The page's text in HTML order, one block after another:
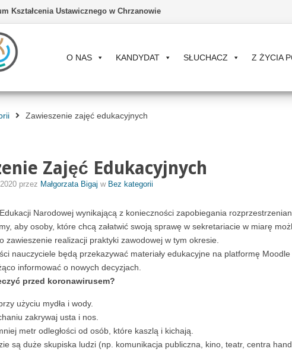
Kształcenia Ustawicznego w Chrzanowie
O NAS KANDYDAT SŁUCHACZ Z ŻYCIA
Zawieszenie zajęć edukacyjnych
Zajęć Edukacyjnych
przez Małgorzata Bigaj w Bez kategorii
Narodowej wynikającą z konieczności zapobiegania
aby osoby, które chcą załatwić swoją sprawę w sekretariacie w miarę
zawieszenie realizacji praktyki zawodowej w tym okresie.
nauczyciele będą przekazywać materiały edukacyjne na platformę
informować o nowych decyzjach.
przed koronawirusem?
użyciu mydła i wody.
zakrywaj usta i nos.
metr odległości od osób, które kaszlą i kichają.
są duże skupiska ludzi (np. komunikacja publiczna, kino, teatr, centra